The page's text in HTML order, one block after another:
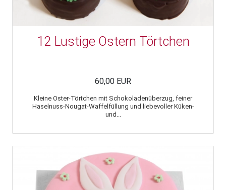
12 Lustige Ostern Törtchen
60,00 EUR
Kleine Oster-Törtchen mit Schokoladenüberzug, feiner
Haselnuss-Nougat-Waffelfüllung und liebevoller Küken-
und...